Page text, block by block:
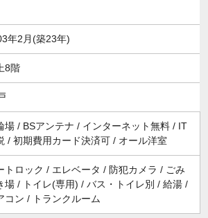
年2月(築23年)
8階
場 / BSアンテナ / インターネット無料 / IT
/ 初期費用カード決済可 / オール洋室
トロック / エレベータ / 防犯カメラ / ごみ
場 / トイレ(専用) / バス・トイレ別 / 給湯 /
コン / トランクルーム